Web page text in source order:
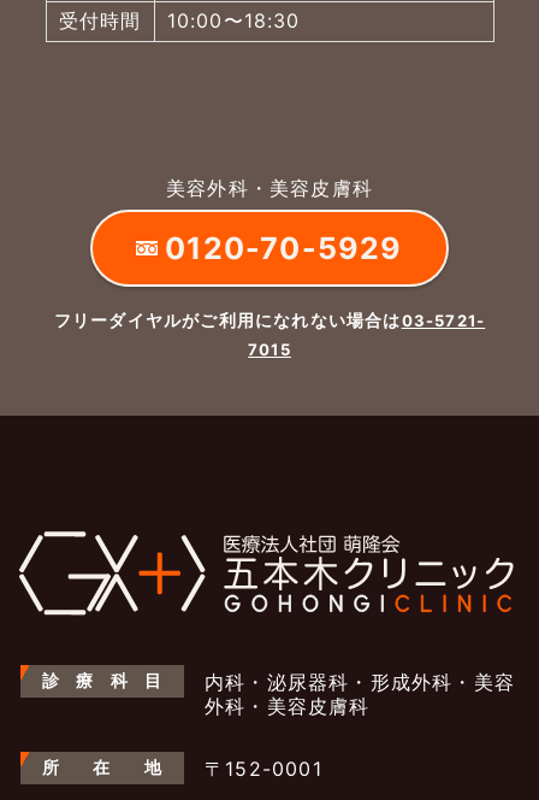
受付時間
10:00〜18:30
美容外科・美容皮膚科
0120-70-5929
フリーダイヤルがご利用になれない場合は03-5721-
7015
診 療 科 目
内科・泌尿器科・形成外科・美容
外科・美容皮膚科
所 在 地 〒152-0001